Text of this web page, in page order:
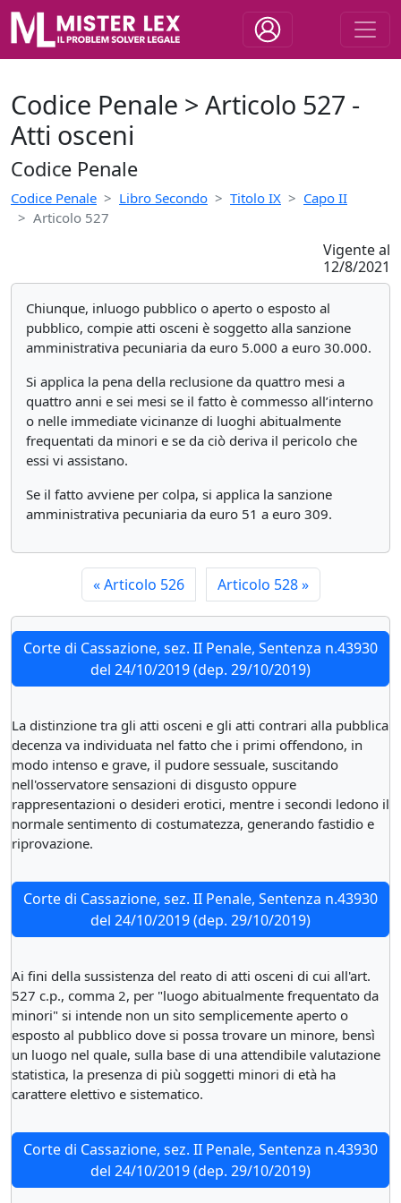
Codice Penale > Articolo 527 -
Atti osceni
Codice Penale
Codice Penale Libro Secondo Titolo IX
Capo II
Articolo 527
Vigente al
12/8/2021
Chiunque, inluogo pubblico o aperto o esposto al
pubblico, compie atti osceni è soggetto alla sanzione
amministrativa pecuniaria da euro 5.000 a euro 30.000.
Si applica la pena della reclusione da quattro mesi a
quattro anni e sei mesi se il fatto è commesso all’interno
o nelle immediate vicinanze di luoghi abitualmente
frequentati da minori e se da ciò deriva il pericolo che
essi vi assistano.
Se il fatto avviene per colpa, si applica la sanzione
amministrativa pecuniaria da euro 51 a euro 309.
«Articolo 526 Articolo 528»
Corte di Cassazione, sez. II Penale, Sentenza n.43930
del 24/10/2019 (dep. 29/10/2019)
La distinzione tra gli atti osceni e gli atti contrari alla pubblica
decenza va individuata nel fatto che i primi offendono, in
modo intenso e grave, il pudore sessuale, suscitando
nell'osservatore sensazioni di disgusto oppure
rappresentazioni o desideri erotici, mentre i secondi ledono il
normale sentimento di costumatezza, generando fastidio e
riprovazione.
Corte di Cassazione, sez. II Penale, Sentenza n.43930
del 24/10/2019 (dep. 29/10/2019)
Ai fini della sussistenza del reato di atti osceni di cui all'art.
527 c.p., comma 2, per "luogo abitualmente frequentato da
minori" si intende non un sito semplicemente aperto o
esposto al pubblico dove si possa trovare un minore, bensì
un luogo nel quale, sulla base di una attendibile valutazione
statistica, la presenza di più soggetti minori di età ha
carattere elettivo e sistematico.
Corte di Cassazione, sez. II Penale, Sentenza n.43930
del 24/10/2019 (dep. 29/10/2019)